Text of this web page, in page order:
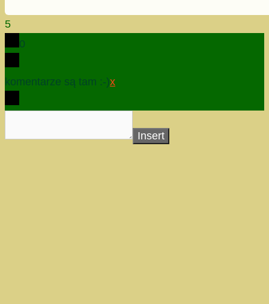
5
0
komentarze są tam :-)x
Insert